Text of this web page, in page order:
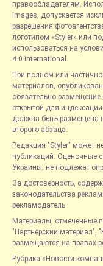
правообладателям.
Images, допускается
разрешения
логотипом «Styler» или
использоваться на
4.0 International.
При полном или
материалов,
обязательно размещение
открытой для
должна быть размещена
второго абзаца.
Редакция "Styler" может
публикаций. Оценочные
Украины, не подлежат
За достоверность,
законодательства
рекламодатель.
Материалы, отмеченные
"Партнерский материал",
размещаются на правах
Рубрика «Новости